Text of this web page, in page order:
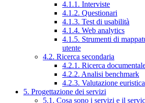
4.1.1. Interviste
4.1.2. Questionari
4.1.3. Test di usabilità
4.1.4. Web analytics
4.1.5. Strumenti di
utente
4.2. Ricerca secondaria
4.2.1. Ricerca
4.2.2. Analisi benchmark
4.2.3. Valutazione euristica
5. Progettazione dei servizi
5.1. Cosa sono i servizi e il